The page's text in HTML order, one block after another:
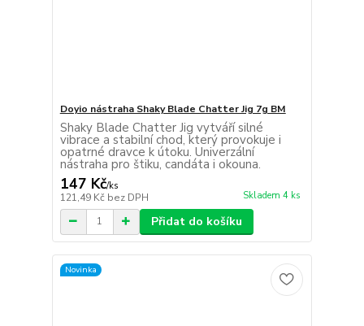
Doyio nástraha Shaky Blade Chatter Jig 7g BM
Shaky Blade Chatter Jig vytváří silné
vibrace a stabilní chod, který provokuje i
opatrné dravce k útoku. Univerzální
nástraha pro štiku, candáta i okouna.
147 Kč/ks
121,49 Kč bez DPH Skladem 4 ks
Přidat do košíku
Novinka